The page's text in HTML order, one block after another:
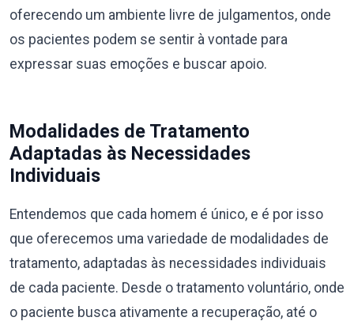
oferecendo um ambiente livre de julgamentos, onde
os pacientes podem se sentir à vontade para
expressar suas emoções e buscar apoio.
Modalidades de Tratamento
Adaptadas às Necessidades
Individuais
Entendemos que cada homem é único, e é por isso
que oferecemos uma variedade de modalidades de
tratamento, adaptadas às necessidades individuais
de cada paciente. Desde o tratamento voluntário, onde
o paciente busca ativamente a recuperação, até o